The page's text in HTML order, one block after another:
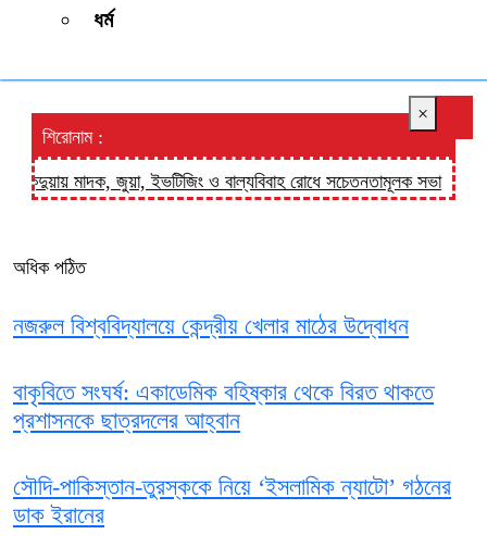
ধর্ম
শিরোনাম :
মাদক, জুয়া, ইভটিজিং ও বাল্যবিবাহ রোধে সচেতনতামূলক সভা ফুলপুরে
×
অধিক পঠিত
নজরুল বিশ্ববিদ্যালয়ে কেন্দ্রীয় খেলার মাঠের উদ্বোধন
বাকৃবিতে সংঘর্ষ: একাডেমিক বহিষ্কার থেকে বিরত থাকতে
প্রশাসনকে ছাত্রদলের আহ্বান
সৌদি-পাকিস্তান-তুরস্ককে নিয়ে ‘ইসলামিক ন্যাটো’ গঠনের
ডাক ইরানের